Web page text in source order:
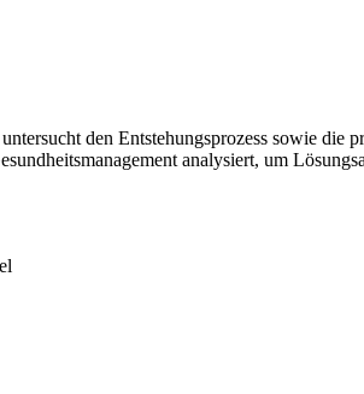
den Entstehungsprozess sowie
analysiert, um